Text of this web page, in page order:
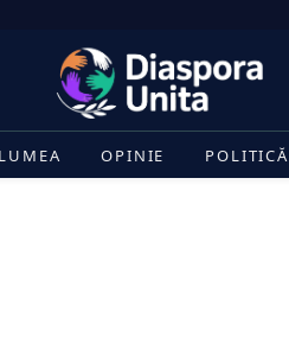
LUMEA OPINIE POLITICĂ